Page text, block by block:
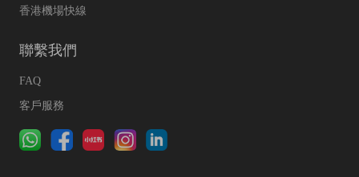
香港機場快線
聯繫我們
FAQ
客戶服務